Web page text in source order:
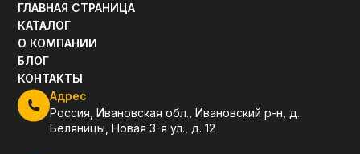
ГЛАВНАЯ СТРАНИЦА
КАТАЛОГ
О КОМПАНИИ
БЛОГ
КОНТАКТЫ
Адрес
Россия, Ивановская обл., Ивановский р-н, д.
Беляницы, Новая 3-я ул., д. 12